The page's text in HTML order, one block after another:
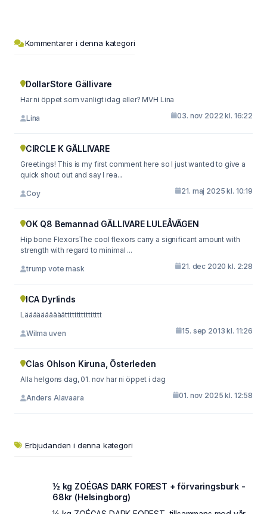
Kommentarer i denna kategori
DollarStore Gällivare
Har ni öppet som vanligt idag eller? MVH Lina
Lina 03. nov 2022 kl. 16:22
CIRCLE K GÄLLIVARE
Greetings! This is my first comment here so I just wanted to give a
quick shout out and say I rea...
Coy 21. maj 2025 kl. 10:19
OK Q8 Bemannad GÄLLIVARE LULEÅVÄGEN
Hip bone FlexorsThe cool flexors carry a significant amount with
strength with regard to minimal ...
trump vote mask 21. dec 2020 kl. 2:28
ICA Dyrlinds
Läääääääääätttttttttttttttt
Wilma uven 15. sep 2013 kl. 11:26
Clas Ohlson Kiruna, Österleden
Alla helgons dag, 01. nov har ni öppet i dag
Anders Alavaara 01. nov 2025 kl. 12:58
Erbjudanden i denna kategori
½ kg ZOÉGAS DARK FOREST + förvaringsburk -
68kr (Helsingborg)